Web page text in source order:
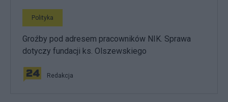
Polityka
Groźby pod adresem pracowników NIK. Sprawa
dotyczy fundacji ks. Olszewskiego
Redakcja